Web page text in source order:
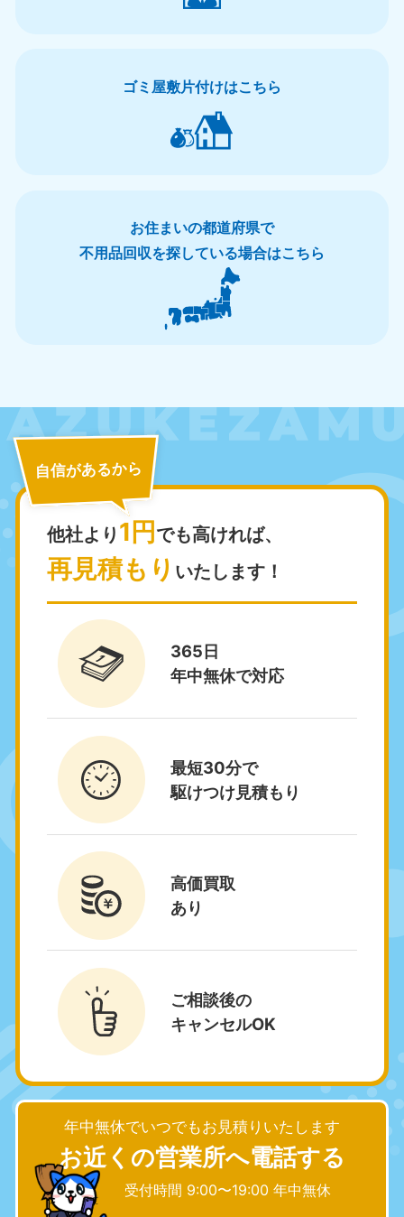
ゴミ屋敷片付けはこちら
お住まいの都道府県で
不用品回収を探している場合はこちら
自信があるから
他社より 1円 でも高ければ、
再見積もり いたします！
365日
年中無休で対応
最短30分で
駆けつけ見積もり
高価買取
あり
ご相談後の
キャンセルOK
年中無休でいつでもお見積りいたします
お近くの営業所へ電話する
受付時間 9:00〜19:00 年中無休
北海道・東北
9:00〜19:00 年中無休 9:00〜19:00 年中無休
050-1881-5274 050-1881-5275
050-1881-5273
9:00〜19:00 年中無休
050-1881-5272
9:00〜19:00 年中無休
050-1881-5271
9:00〜19:00 年中無休
東京都
050-1881-5265
9:00〜19:00 年中無休
神奈川県
050-1881-5264
9:00〜19:00 年中無休
千葉県
050-1881-5268
9:00〜19:00 年中無休
埼玉県
9:00〜19:00 年中無休
栃木県
050-1881-5270
9:00〜19:00 年中無休
茨城県
050-1881-5269
9:00〜19:00 年中無休
群馬県
050-1881-5267
9:00〜19:00 年中無休
中部
050-1881-5255
9:00〜19:00 年中無休
050-1881-5259
9:00〜19:00 年中無休
静岡県
050-1881-5256
9:00〜19:00 年中無休
長野県
9:00〜19:00 年中無休
福井県
050-1881-5258
9:00〜19:00 年中無休 9:00〜19:00 年中無休
富山県
050-1881-5262
9:00〜19:00 年中無休
050-1881-5257
9:00〜19:00 年中無休
050-1881-5263
近畿
大阪府
050-1881-5250
兵庫県
050-1881-5251